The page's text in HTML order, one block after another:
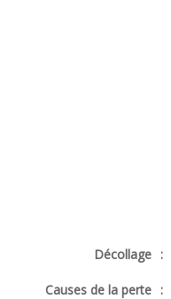
Décollage :
Causes de la perte :